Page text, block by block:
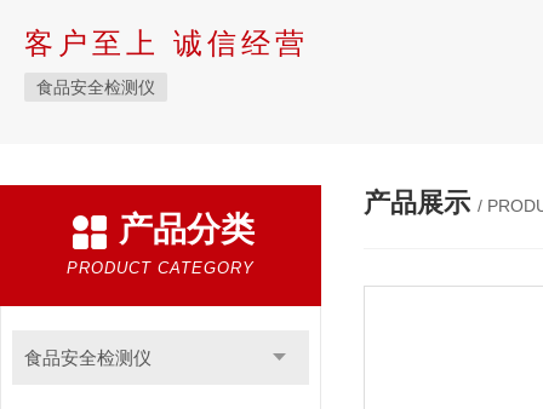
客户至上 诚信经营
食品安全检测仪
产品分类
PRODUCT CATEGORY
食品安全检测仪
产品展示 /